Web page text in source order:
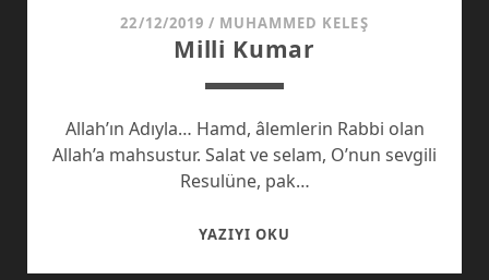
22/12/2019 / MUHAMMED KELEŞ
Milli Kumar
Allah’ın Adıyla… Hamd, âlemlerin Rabbi olan
Allah’a mahsustur. Salat ve selam, O’nun sevgili
Resulüne, pak…
YAZIYI OKU